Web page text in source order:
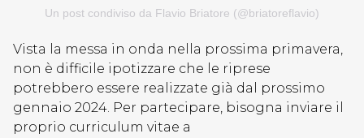
Un post condiviso da Flavio Briatore (@briatoreflavio)
Vista la messa in onda nella prossima primavera,
non è difficile ipotizzare che le riprese
potrebbero essere realizzate già dal prossimo
gennaio 2024. Per partecipare, bisogna inviare il
proprio curriculum vitae a